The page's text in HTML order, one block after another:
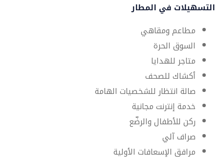
التسهيلات في المطار
مطاعم ومقاهي
السوق الحرة
متاجر للهدايا
أكشاك للصحف
صالة انتظار للشخصيات الهامة
خدمة إنترنت مجانية
ركن للأطفال والرضّع
صراف آلي
مرافق الإسعافات الأولية